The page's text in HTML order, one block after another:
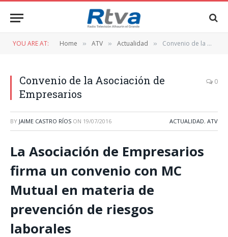
YOU ARE AT: Home » ATV » Actualidad » Convenio de la Asociación de Empresarios
Convenio de la Asociación de
Empresarios
0
BY JAIME CASTRO RÍOS ON 19/07/2016 ACTUALIDAD, ATV
La Asociación de Empresarios
firma un convenio con MC
Mutual en materia de
prevención de riesgos
laborales